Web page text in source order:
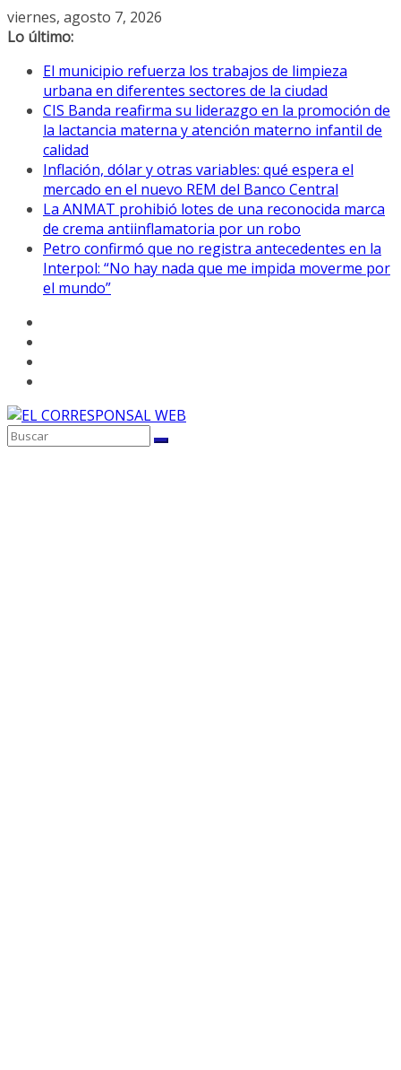
Saltar
al
viernes, agosto 7, 2026
Lo último:
El municipio refuerza los trabajos de limpieza
urbana en diferentes sectores de la ciudad
CIS Banda reafirma su liderazgo en la promoción de
la lactancia materna y atención materno infantil de
calidad
Inflación, dólar y otras variables: qué espera el
mercado en el nuevo REM del Banco Central
La ANMAT prohibió lotes de una reconocida marca
de crema antiinflamatoria por un robo
Petro confirmó que no registra antecedentes en la
Interpol: “No hay nada que me impida moverme por
el mundo”